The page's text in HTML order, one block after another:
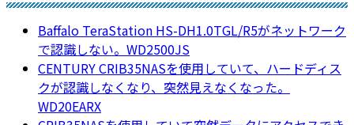
Baffalo TeraStation HS-DH1.0TGL/R5がネットワーク
で認識しない。WD2500JS
CENTURY CRIB35NASを使用していて、ハードディス
クが認識しなくなり、突然見えなくなった。
WD20EARX